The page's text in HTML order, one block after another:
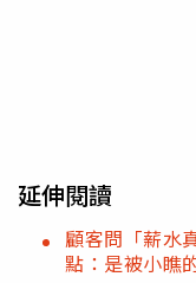
延伸閱讀
顧客問「薪水
點：是被小瞧